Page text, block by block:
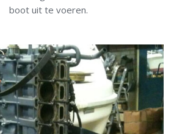
boot uit te voeren.